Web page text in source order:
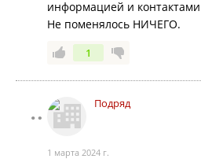
информацией и
Не поменялось НИЧЕГО.
1
Подряд
1 марта 2024 г.